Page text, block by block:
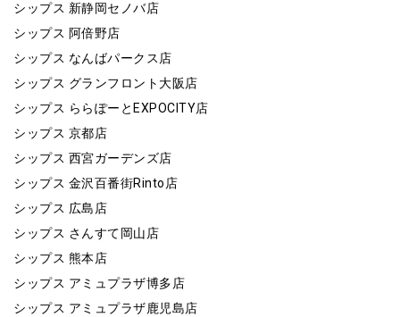
シップス 新静岡セノバ店
シップス 阿倍野店
シップス なんばパークス店
シップス グランフロント大阪店
シップス ららぽーとEXPOCITY店
シップス 京都店
シップス 西宮ガーデンズ店
シップス 金沢百番街Rinto店
シップス 広島店
シップス さんすて岡山店
シップス 熊本店
シップス アミュプラザ博多店
シップス アミュプラザ鹿児島店